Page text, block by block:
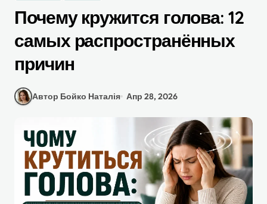
Почему кружится голова: 12
самых распространённых
причин
Автор Бойко Наталія Апр 28, 2026